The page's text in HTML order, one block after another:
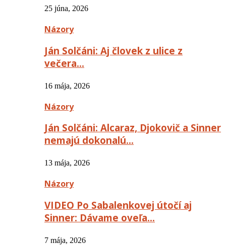
25 júna, 2026
Názory
Ján Solčáni: Aj človek z ulice z
večera…
16 mája, 2026
Názory
Ján Solčáni: Alcaraz, Djokovič a Sinner
nemajú dokonalú…
13 mája, 2026
Názory
VIDEO Po Sabalenkovej útočí aj
Sinner: Dávame oveľa…
7 mája, 2026